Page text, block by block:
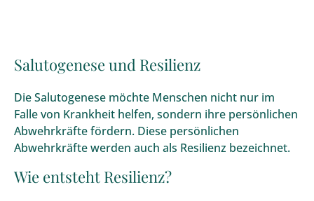
Salutogenese und Resilienz
Die Salutogenese möchte Menschen nicht nur im
Falle von Krankheit helfen, sondern ihre persönlichen
Abwehrkräfte fördern. Diese persönlichen
Abwehrkräfte werden auch als Resilienz bezeichnet.
Wie entsteht Resilienz?